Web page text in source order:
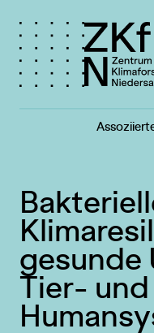
gesunde
Tier- und